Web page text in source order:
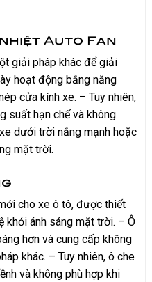
Auto Fan
giải pháp khác để giải
hoạt động bằng năng
cửa kính xe. – Tuy nhiên,
suất hạn chế và không
dưới trời nắng mạnh hoặc
mặt trời.
cho xe ô tô, được thiết
khỏi ánh sáng mặt trời. – Ô
hơn và cung cấp không
khác. – Tuy nhiên, ô che
và không phù hợp khi